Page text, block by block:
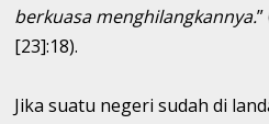
berkuasa menghilangkannya.
[23]:18).
Jika suatu negeri sudah di